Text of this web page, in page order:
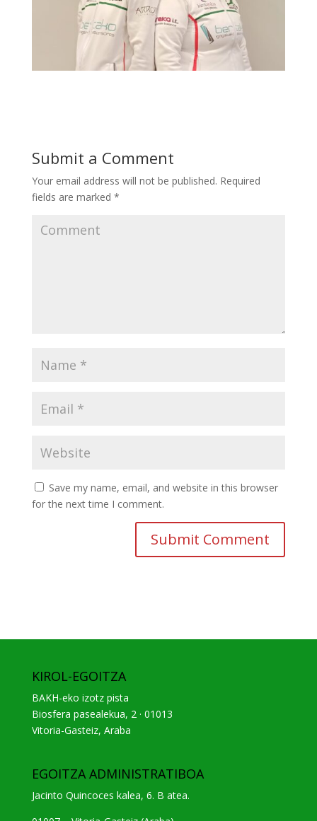
Submit a Comment
Your email address will not be published. Required
fields are marked *
Save my name, email, and website in this browser
for the next time I comment.
KIROL-EGOITZA
BAKH-eko izotz pista
Biosfera pasealekua, 2 · 01013
Vitoria-Gasteiz, Araba
EGOITZA ADMINISTRATIBOA
Jacinto Quincoces kalea, 6. B atea.